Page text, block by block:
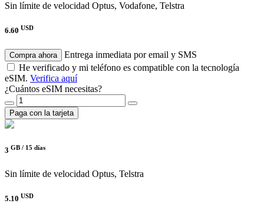
Sin límite de velocidad Optus, Vodafone, Telstra
6.60 USD
Compra ahora
Entrega inmediata por email y SMS
He verificado y mi teléfono es compatible con la tecnología
eSIM. Verifica aquí
¿Cuántos eSIM necesitas?
Paga con la tarjeta
3 GB / 15 días
Sin límite de velocidad Optus, Telstra
5.10 USD